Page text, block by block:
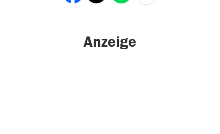
Anzeige